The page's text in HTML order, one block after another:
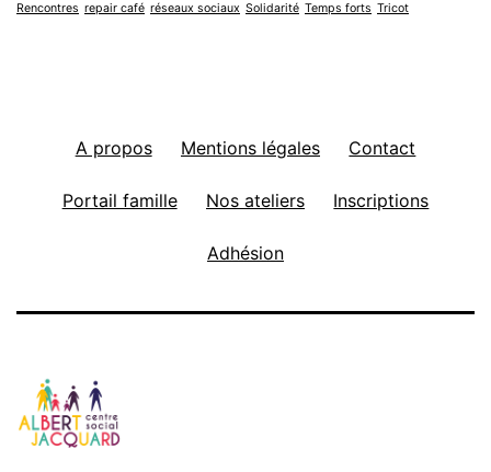
Rencontres repair café réseaux sociaux Solidarité Temps forts Tricot
A propos Mentions légales Contact
Portail famille Nos ateliers Inscriptions
Adhésion